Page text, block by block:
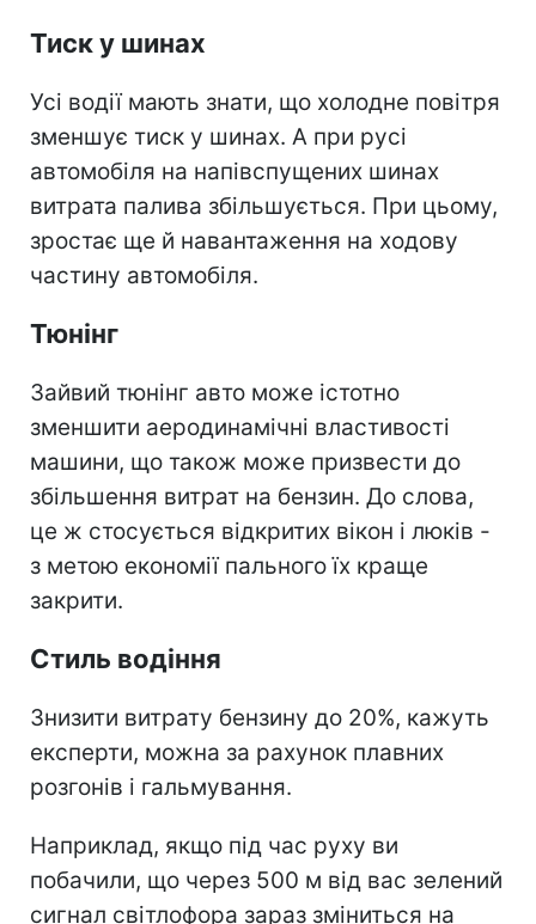
Тиск у шинах
Усі водії мають знати, що холодне повітря
зменшує тиск у шинах. А при русі
автомобіля на напівспущених шинах
витрата палива збільшується. При цьому,
зростає ще й навантаження на ходову
частину автомобіля.
Тюнінг
Зайвий тюнінг авто може істотно
зменшити аеродинамічні властивості
машини, що також може призвести до
збільшення витрат на бензин. До слова,
це ж стосується відкритих вікон і люків -
з метою економії пального їх краще
закрити.
Стиль водіння
Знизити витрату бензину до 20%, кажуть
експерти, можна за рахунок плавних
розгонів і гальмування.
Наприклад, якщо під час руху ви
побачили, що через 500 м від вас зелений
сигнал світлофора зараз зміниться на